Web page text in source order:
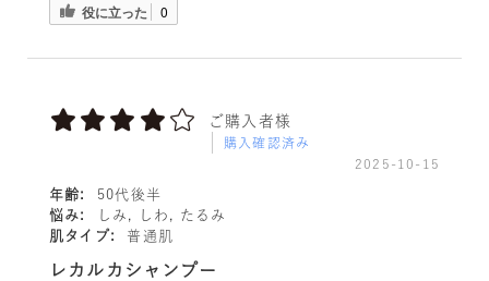
役に立った 0
ご購入者様
購入確認済み
2025-10-15
年齢:
50代後半
悩み:
しみ, しわ, たるみ
肌タイプ:
普通肌
レカルカシャンプー